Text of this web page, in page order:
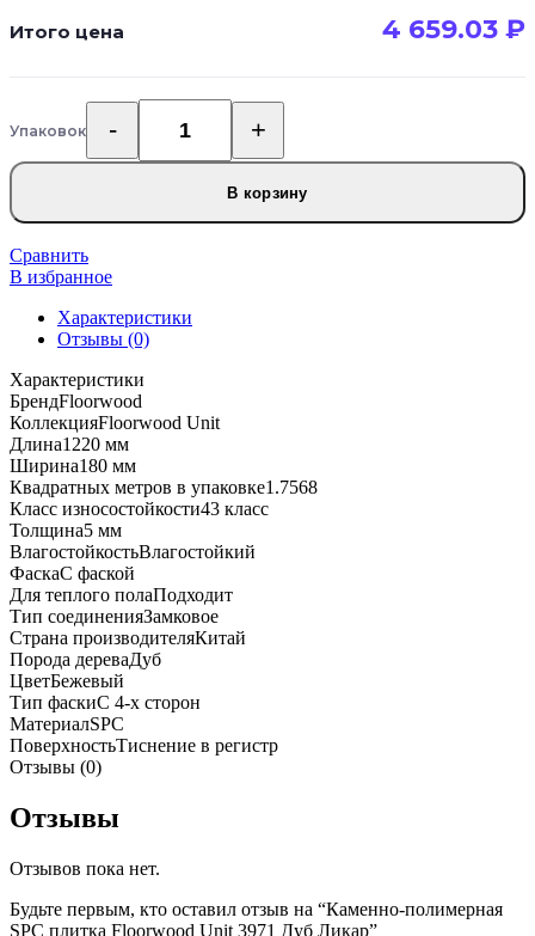
Итого цена 4 659.03 ₽
УпаковокКоличество
товара
SPC
плитка
Floorwood
3971
Дуб
В корзину
Сравнить
В избранное
Характеристики
Отзывы (0)
Характеристики
БрендFloorwood
КоллекцияFloorwood Unit
Длина1220 мм
Ширина180 мм
Квадратных метров в упаковке1.7568
Класс износостойкости43 класс
Толщина5 мм
ВлагостойкостьВлагостойкий
ФаскаС фаской
Для теплого полаПодходит
Тип соединенияЗамковое
Страна производителяКитай
Порода дереваДуб
ЦветБежевый
Тип фаскиС 4-х сторон
МатериалSPC
ПоверхностьТиснение в регистр
Отзывы (0)
Отзывы
Отзывов пока нет.
Будьте первым, кто оставил отзыв на “Каменно-полимерная
SPC плитка Floorwood Unit 3971 Дуб Ликар”